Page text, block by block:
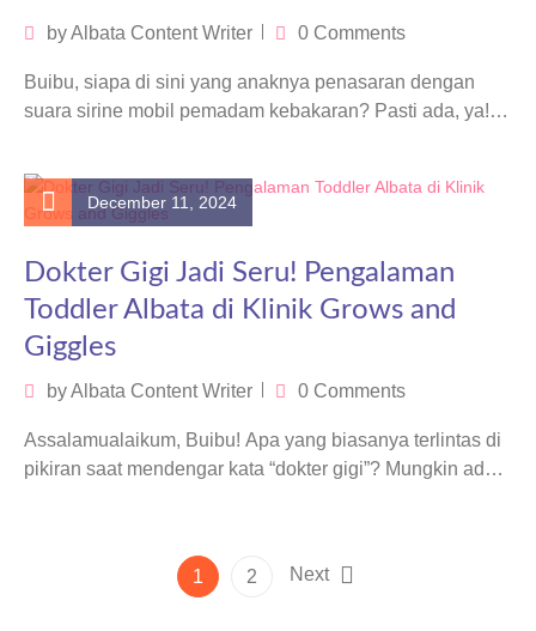
byAlbata Content Writer 0 Comments
Buibu, siapa di sini yang anaknya penasaran dengan
suara sirine mobil pemadam kebakaran? Pasti ada, ya!
December 11, 2024
Dokter Gigi Jadi Seru! Pengalaman
Toddler Albata di Klinik Grows and
Giggles
byAlbata Content Writer 0 Comments
Assalamualaikum, Buibu! Apa yang biasanya terlintas di
pikiran saat mendengar kata “dokter gigi”? Mungkin ada
1 2 Next